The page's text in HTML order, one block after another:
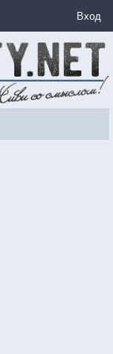
Вход